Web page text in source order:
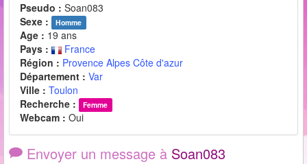
Pseudo : Soan083
Sexe :
Homme
Age : 19 ans
Pays :
France
Région : Provence Alpes Côte d'azur
Département : Var
Ville : Toulon
Recherche :
Femme
Webcam : Oui
Envoyer un message à Soan083